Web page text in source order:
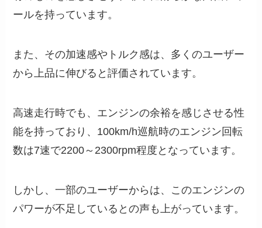
ールを持っています。
また、その加速感やトルク感は、多くのユーザー
から上品に伸びると評価されています。
高速走行時でも、エンジンの余裕を感じさせる性
能を持っており、100km/h巡航時のエンジン回転
数は7速で2200～2300rpm程度となっています。
しかし、一部のユーザーからは、このエンジンの
パワーが不足しているとの声も上がっています。